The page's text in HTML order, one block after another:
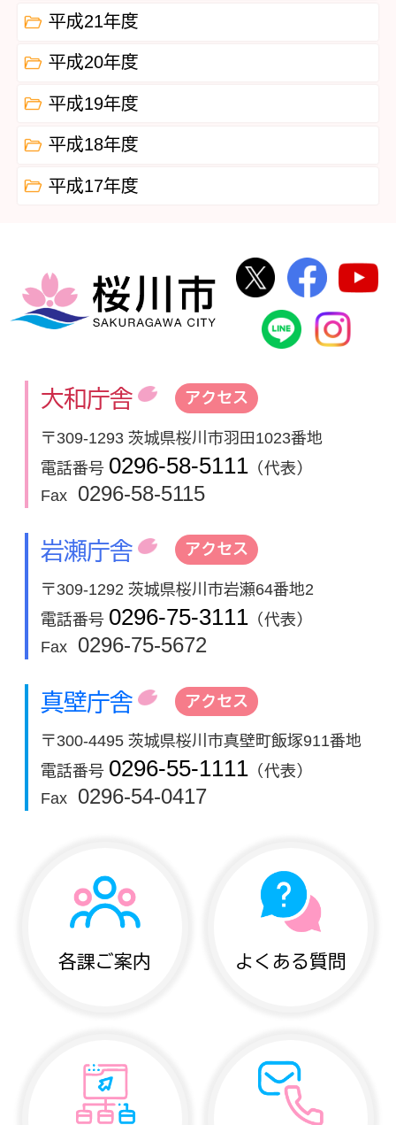
平成21年度
平成20年度
平成19年度
平成18年度
平成17年度
桜川市
桜川市公式
桜川
桜川市公
大和庁舎 アクセス
〒309-1293 茨城県桜川市羽田1023番地
電話番号 0296-58-5111 （代表）
Fax
0296-58-5115
岩瀬庁舎 アクセス
〒309-1292 茨城県桜川市岩瀬64番地2
電話番号 0296-75-3111 （代表）
Fax
0296-75-5672
真壁庁舎 アクセス
〒300-4495 茨城県桜川市真壁町飯塚911番地
電話番号 0296-55-1111 （代表）
Fax
0296-54-0417
各課ご案内 よくある質問